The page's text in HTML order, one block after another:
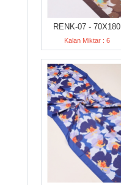
RENK-07 - 70X180
Kalan Miktar : 6